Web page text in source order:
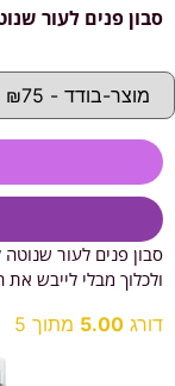
סבון פנים לעור
סבון פנים לעור
ולכלוך מבלי לייבש
דורג 5.00 מתוך 5